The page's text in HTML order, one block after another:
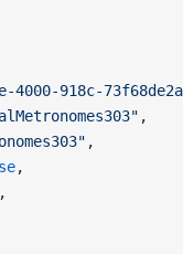
4000-918c-
,
,
,
,